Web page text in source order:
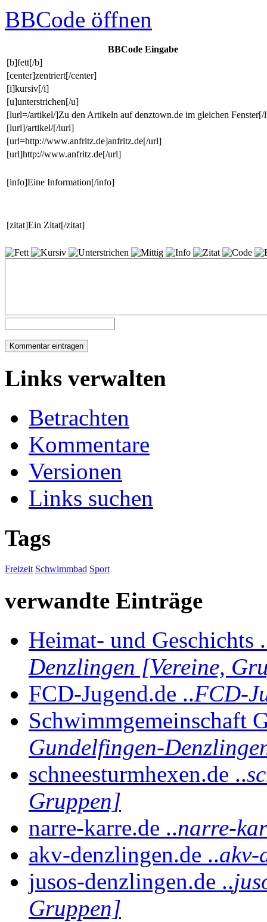
BBCode öffnen
BBCode Eingabe
[b]fett[/b]
[center]zentriert[/center]
[i]kursiv[/i]
[u]unterstrichen[/u]
[lurl=/artikel/]Zu den Artikeln auf denztown.de im gleichen
[lurl]/artikel/[/lurl]
[url=http://www.anfritz.de]anfritz.de[/url]
[url]http://www.anfritz.de[/url]
[info]Eine Information[/info]
[zitat]Ein Zitat[/zitat]
Links verwalten
Betrachten
Kommentare
Versionen
Links suchen
Tags
Freizeit Schwimmbad Sport
verwandte Einträge
Heimat- und Geschichts
Denzlingen [Vereine,
FCD-Jugend.de ..FCD-
Schwimmgemeinschaft
Gundelfingen-
schneesturmhexen.de ..
Gruppen]
narre-karre.de ..narre-
akv-denzlingen.de ..akv-
jusos-denzlingen.de ..
Gruppen]